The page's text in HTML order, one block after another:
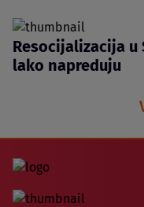
Resocijalizacija
lako napreduju